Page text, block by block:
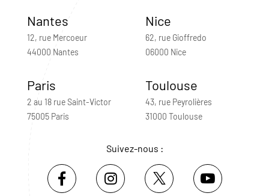
Nantes
12, rue Mercoeur
44000 Nantes
Nice
62, rue Gioffredo
06000 Nice
Paris
2 au 18 rue Saint-Victor
75005 Paris
Toulouse
43, rue Peyrolières
31000 Toulouse
Suivez-nous :